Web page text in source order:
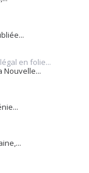
en folie...
Nouvelle...